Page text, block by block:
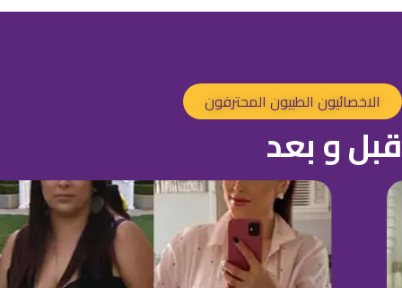
الاخصائيون الطبيون المحترفون
قبل و بعد